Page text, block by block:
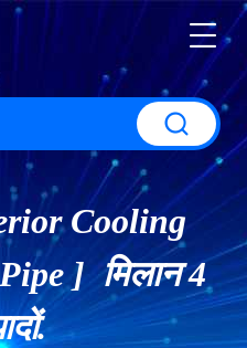
Cooling
] मिलान 4